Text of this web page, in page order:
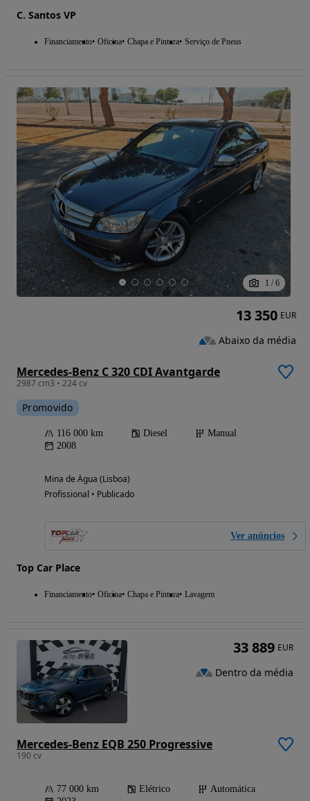
C. Santos VP
Financiamento Oficina Chapa e Pintura Serviço de Pneus
1 / 6
Mercedes-Benz C 320 CDI Avantgarde
2987 cm3 • 224 cv
Promovido
116 000 km Diesel
Manual
2008
Mina de Água (Lisboa)
Profissional • Publicado
Ver anúncios
Top Car Place
Financiamento Oficina Chapa e Pintura Lavagem
13 350 EUR
Abaixo da média
Mercedes-Benz EQB 250 Progressive
190 cv
77 000 km Elétrico
Automática
33 889 EUR
Dentro da média